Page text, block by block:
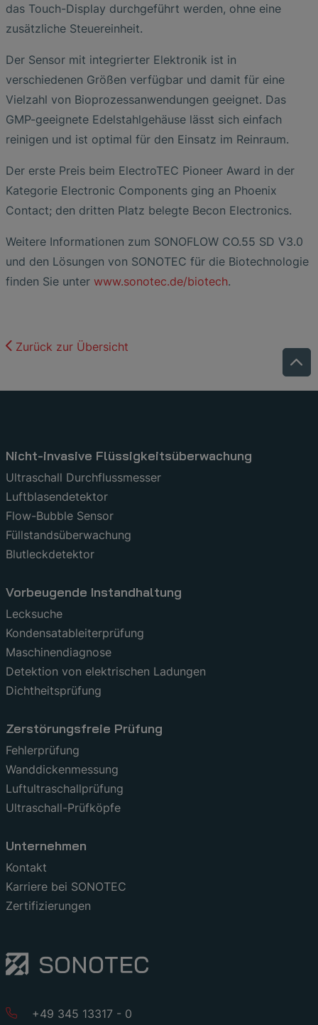
das Touch-Display durchgeführt werden, ohne eine
zusätzliche Steuereinheit.
Der Sensor mit integrierter Elektronik ist in
verschiedenen Größen verfügbar und damit für eine
Vielzahl von Bioprozessanwendungen geeignet. Das
GMP-geeignete Edelstahlgehäuse lässt sich einfach
reinigen und ist optimal für den Einsatz im Reinraum.
Der erste Preis beim ElectroTEC Pioneer Award in der
Kategorie Electronic Components ging an Phoenix
Contact; den dritten Platz belegte Becon Electronics.
Weitere Informationen zum SONOFLOW CO.55 SD V3.0
und den Lösungen von SONOTEC für die Biotechnologie
finden Sie unter www.sonotec.de/biotech.
Zurück zur Übersicht
Nicht-invasive Flüssigkeitsüberwachung
Ultraschall Durchflussmesser
Luftblasendetektor
Flow-Bubble Sensor
Füllstandsüberwachung
Blutleckdetektor
Vorbeugende Instandhaltung
Lecksuche
Kondensatableiterprüfung
Maschinendiagnose
Detektion von elektrischen Ladungen
Dichtheitsprüfung
Zerstörungsfreie Prüfung
Fehlerprüfung
Wanddickenmessung
Luftultraschallprüfung
Ultraschall-Prüfköpfe
Unternehmen
Kontakt
Karriere bei SONOTEC
Zertifizierungen
+49 345 13317 - 0